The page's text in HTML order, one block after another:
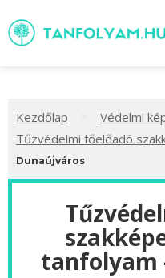
Kezdőlap Védelmi
Tűzvédelmi főelőadó
Dunaújváros
tanfolyam